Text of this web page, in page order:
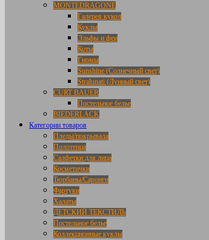
MONTEDRAGONE
Галерея кукол
Куклы
Эльфы и феи
Коты
Гномы
Sunshine (Солнечный свет)
Stralunati (Лунный свет)
CURT BAUER
Постельное белье
BIEDERLACK
Категории товаров
Пледы/покрывала
Полотенца
Салфетки для лица
Косметички
Тюрбаны/Саронги
Фартуки
Халаты
ДЕТСКИЙ ТЕКСТИЛЬ
Постельное белье
Коллекционные куклы